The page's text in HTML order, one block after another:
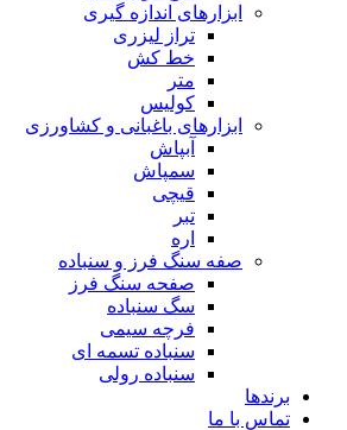
ابزارهای اندازه گیری
تراز لیزری
خط کش
متر
کولیس
ابزارهای باغبانی و کشاورزی
آبپاش
سمپاش
قیچی
تبر
اره
صفه سنگ فرز و سنباده
صفحه سنگ فرز
سگ سنباده
فرچه سیمی
سنباده تسمه ای
سنباده رولی
برندها
تماس با ما